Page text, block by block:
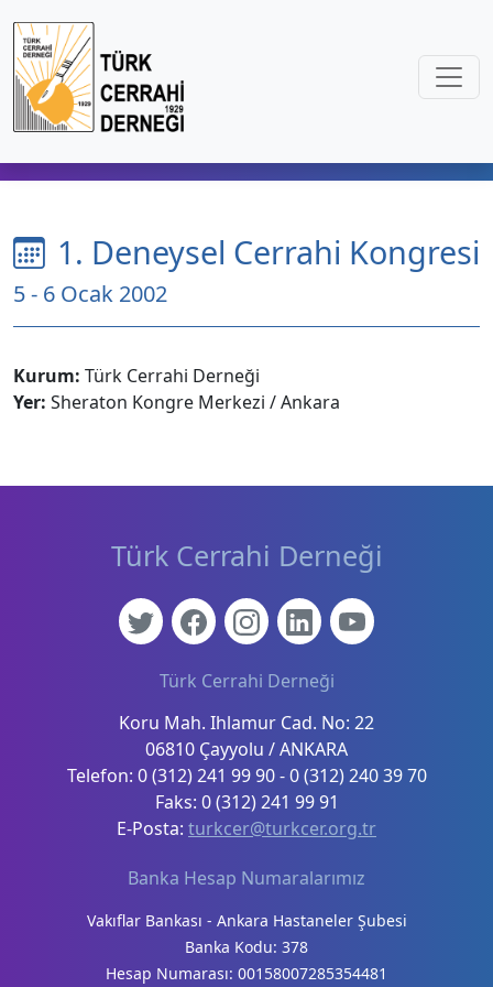
1. Deneysel Cerrahi Kongresi
5 - 6 Ocak 2002
Kurum: Türk Cerrahi Derneği
Yer: Sheraton Kongre Merkezi / Ankara
Türk Cerrahi Derneği
Koru Mah. Ihlamur Cad. No: 22
06810 Çayyolu / ANKARA
Telefon: 0 (312) 241 99 90 - 0 (312) 240 39 70
Faks: 0 (312) 241 99 91
E-Posta: turkcer@turkcer.org.tr
Türk Cerrahi Derneği
Banka Hesap Numaralarımız
Vakıflar Bankası - Ankara Hastaneler Şubesi
Banka Kodu: 378
Hesap Numarası: 00158007285354481